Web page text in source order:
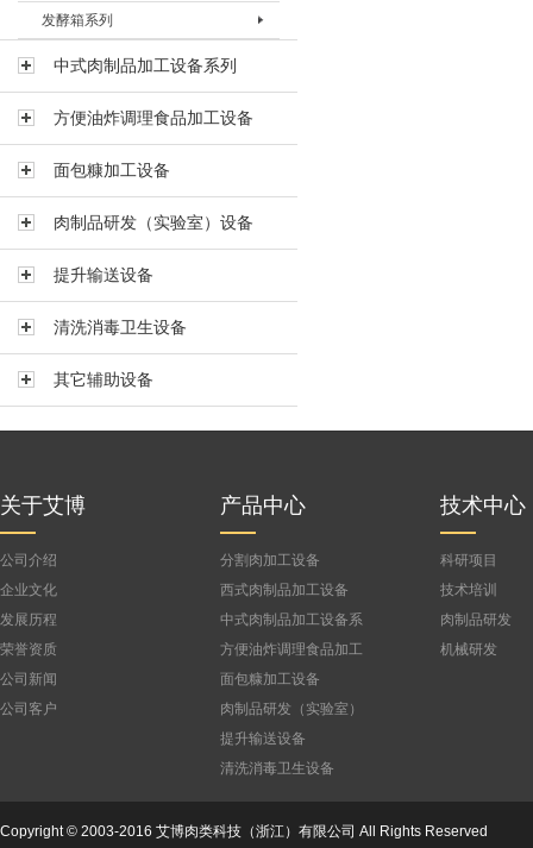
斩拌机BZBJ-130
斩拌机BZBJ-130B
真空斩拌机BZBJ-130V
斩拌机BZBJ-200B
斩拌机BZBJ-330B
搅拌机BJBJ-300
搅拌机BJBJ-500
搅拌机BJBJ-750
搅拌机BJBJ-1000
搅拌机BJBJ-1500
真空搅拌机BVBJ-150F
真空搅拌机BVBJ-300FS
真空搅拌机BVBJ-300
真空搅拌机BVBJ-500
真空搅拌机BVBJ-1500
真空灌肠机BVGJ-6000
打卡机BDKJ-II-C
烟熏箱BYXX-I
烟熏箱BYXX-II
烟熏箱BYXX-III
蒸煮桶BZZT-I
蒸煮桶BZZT-II
蒸煮桶BZZT-III
蒸煮桶BZZT-IV-150
蒸煮桶BZZT-IV-300
发酵箱系列
发酵箱
中式肉制品加工设备系列
方便油炸调理食品加工设备
面包糠加工设备
肉制品研发（实验室）设备
提升输送设备
清洗消毒卫生设备
其它辅助设备
关于艾博
公司介绍
企业文化
发展历程
荣誉资质
公司新闻
公司客户
产品中心
分割肉加工设备
西式肉制品加工设备
中式肉制品加工设备系
列
方便油炸调理食品加工
设备
面包糠加工设备
肉制品研发（实验室）
设备
提升输送设备
清洗消毒卫生设备
技术中心
科研项目
技术培训
肉制品研发
机械研发
Copyright © 2003-2016 艾博肉类科技（浙江）有限公司 All Rights Reserved